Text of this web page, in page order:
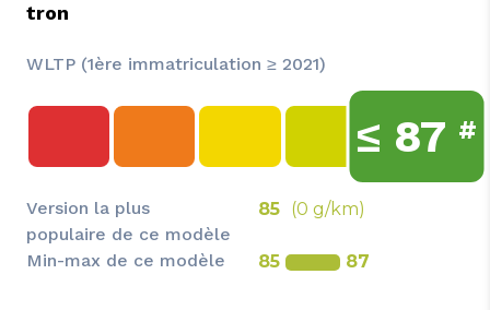
tron
WLTP (1ère immatriculation ≥ 2021)
≤ 87 #
Version la plus
populaire de ce modèle
85 (0 g/km)
Min-max de ce modèle 85 87